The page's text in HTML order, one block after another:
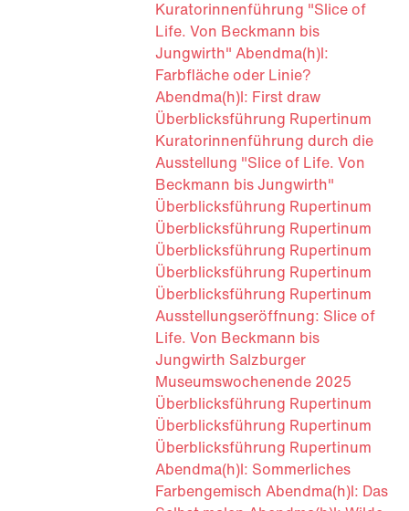
Kuratorinnenführung "Slice of
Life. Von Beckmann bis
Jungwirth" Abendma(h)l:
Farbfläche oder Linie?
Abendma(h)l: First draw
Überblicksführung Rupertinum
Kuratorinnenführung durch die
Ausstellung "Slice of Life. Von
Beckmann bis Jungwirth"
Überblicksführung Rupertinum
Überblicksführung Rupertinum
Überblicksführung Rupertinum
Überblicksführung Rupertinum
Überblicksführung Rupertinum
Ausstellungseröffnung: Slice of
Life. Von Beckmann bis
Jungwirth Salzburger
Museumswochenende 2025
Überblicksführung Rupertinum
Überblicksführung Rupertinum
Überblicksführung Rupertinum
Abendma(h)l: Sommerliches
Farbengemisch Abendma(h)l: Das